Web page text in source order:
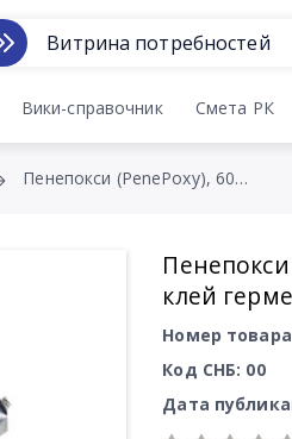
Витрина потребностей
Вики-справочник Смета РК
Пенепокси (PenePoxy), 600 мл. клей герметик
клей
Номер
Код СНБ: 00
Дата